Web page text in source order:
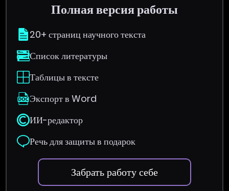
Полная версия работы
20+ страниц научного текста
Список литературы
Таблицы в тексте
Экспорт в Word
ИИ-редактор
Речь для защиты в подарок
Забрать работу себе